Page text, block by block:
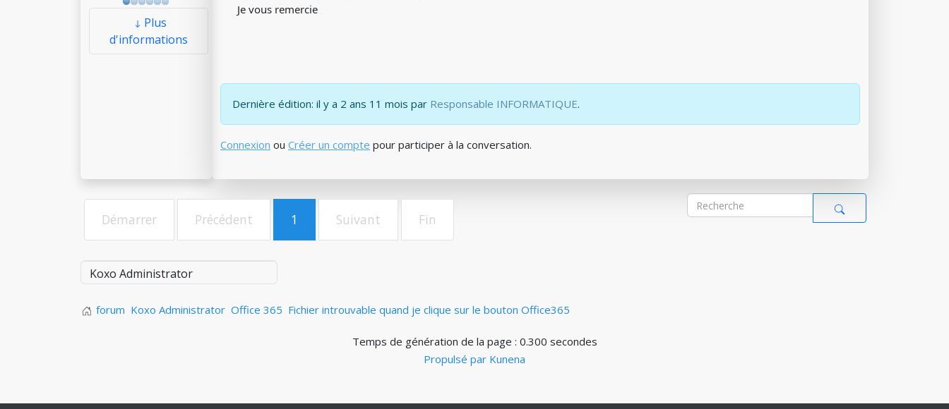
Plus
d'informations
Je vous remercie
Dernière édition: il y a 2 ans 11 mois par Responsable INFORMATIQUE.
Connexion ou Créer un compte pour participer à la conversation.
Démarrer Précédent 1 Suivant Fin
forum Koxo Administrator Office 365 Fichier introuvable quand je clique sur le bouton Office365
Temps de génération de la page : 0.300 secondes
Propulsé par Kunena